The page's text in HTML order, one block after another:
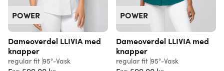
POWER
Dameoverdel LLIVIA med
knapper
regular fit 95°-Vask
POWER
Dameoverdel LLIVIA med
knapper
regular fit 95°-Vask